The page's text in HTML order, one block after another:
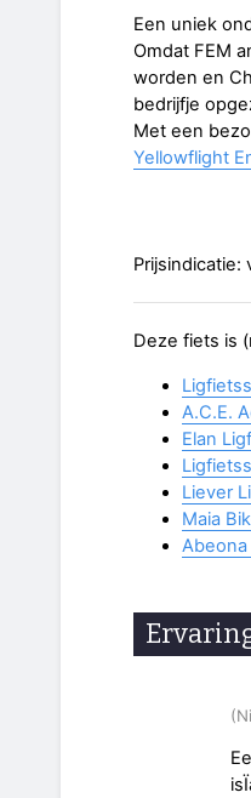
Een uniek
Omdat FEM
worden en
bedrijfje
Met een
Yellowflight
Prijsindicatie:
Deze fiets is
A.C.E.
Elan
Liever
Maia